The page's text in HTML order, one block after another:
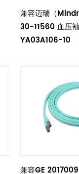
兼容迈瑞（
30-11560 血压
YA03A106-10
兼容GE